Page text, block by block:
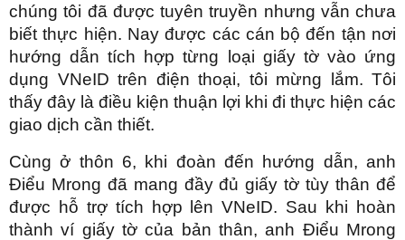
chúng tôi đã được tuyên truyền nhưng vẫn chưa
biết thực hiện. Nay được các cán bộ đến tận nơi
hướng dẫn tích hợp từng loại giấy tờ vào ứng
dụng VNeID trên điện thoại, tôi mừng lắm. Tôi
thấy đây là điều kiện thuận lợi khi đi thực hiện các
giao dịch cần thiết.
Cùng ở thôn 6, khi đoàn đến hướng dẫn, anh
Điểu Mrong đã mang đầy đủ giấy tờ tùy thân để
được hỗ trợ tích hợp lên VNeID. Sau khi hoàn
thành ví giấy tờ của bản thân, anh Điểu Mrong